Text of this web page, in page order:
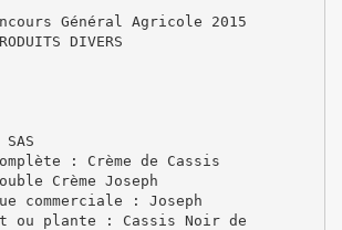
Général Agricole 2015
DIVERS
: Crème de Cassis
Crème Joseph
commerciale : Joseph
ou plante : Cassis Noir de